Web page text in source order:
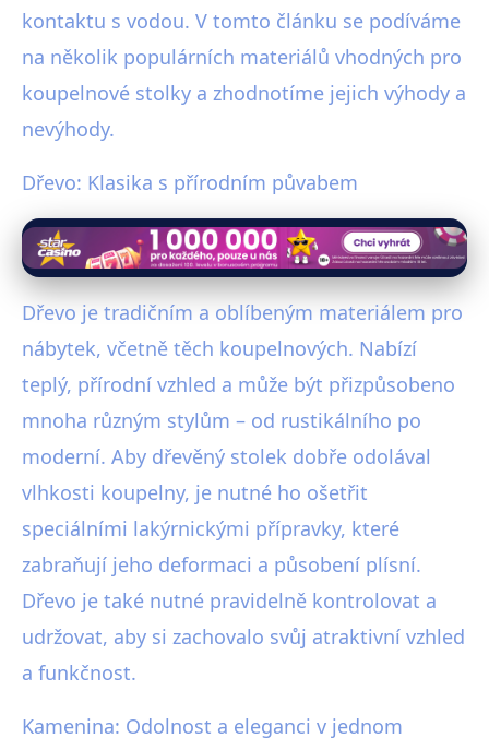
kontaktu s vodou. V tomto článku se podíváme
na několik populárních materiálů vhodných pro
koupelnové stolky a zhodnotíme jejich výhody a
nevýhody.
Dřevo: Klasika s přírodním půvabem
Dřevo je tradičním a oblíbeným materiálem pro
nábytek, včetně těch koupelnových. Nabízí
teplý, přírodní vzhled a může být přizpůsobeno
mnoha různým stylům – od rustikálního po
moderní. Aby dřevěný stolek dobře odolával
vlhkosti koupelny, je nutné ho ošetřit
speciálními lakýrnickými přípravky, které
zabraňují jeho deformaci a působení plísní.
Dřevo je také nutné pravidelně kontrolovat a
udržovat, aby si zachovalo svůj atraktivní vzhled
a funkčnost.
Kamenina: Odolnost a eleganci v jednom